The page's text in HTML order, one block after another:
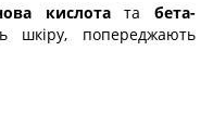
кислотата бета-
шкіру, попереджають